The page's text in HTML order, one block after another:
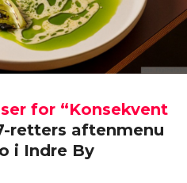
for “Konsekvent
retters aftenmenu
i Indre By